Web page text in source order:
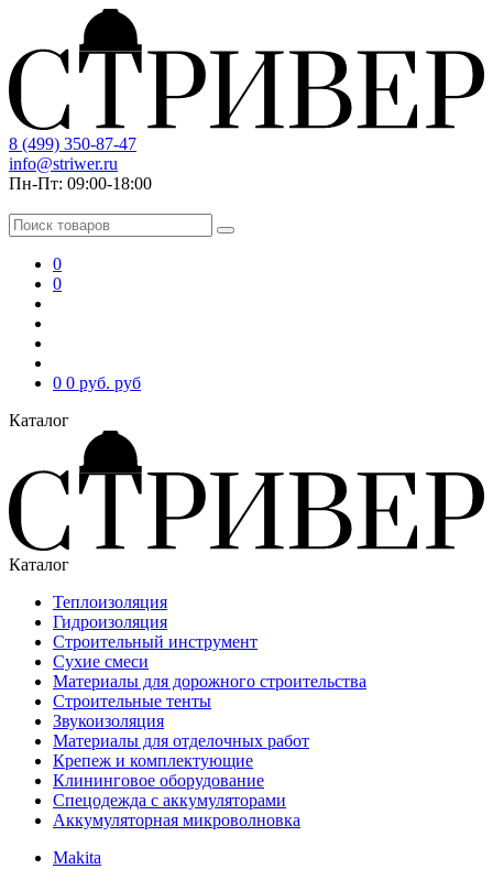
8 (499) 350-87-47
info@striwer.ru
Пн-Пт: 09:00-18:00
0
0
0 0 руб. руб
Каталог
Каталог
Теплоизоляция
Гидроизоляция
Строительный инструмент
Сухие смеси
Материалы для дорожного строительства
Строительные тенты
Звукоизоляция
Материалы для отделочных работ
Крепеж и комплектующие
Клининговое оборудование
Спецодежда с аккумуляторами
Аккумуляторная микроволновка
Makita